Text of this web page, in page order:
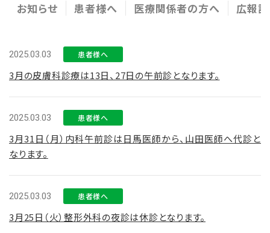
お知らせ 患者様へ 医療関係者の方へ 広報誌
2025.03.03 患者様へ
3月の皮膚科診療は13日、27日の午前診となります。
2025.03.03 患者様へ
3月31日（月）内科午前診は日馬医師から、山田医師へ代診と
なります。
2025.03.03 患者様へ
3月25日（火）整形外科の夜診は休診となります。